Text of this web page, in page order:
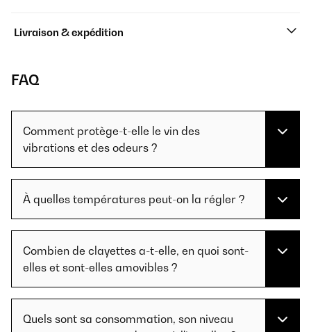
Livraison & expédition
FAQ
Comment protège-t-elle le vin des
vibrations et des odeurs ?
À quelles températures peut-on la régler ?
Combien de clayettes a-t-elle, en quoi sont-
elles et sont-elles amovibles ?
Quels sont sa consommation, son niveau